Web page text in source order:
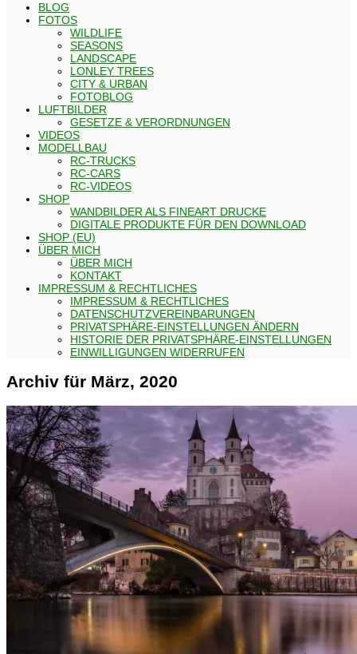
BLOG
FOTOS
WILDLIFE
SEASONS
LANDSCAPE
LONLEY TREES
CITY & URBAN
FOTOBLOG
LUFTBILDER
GESETZE & VERORDNUNGEN
VIDEOS
MODELLBAU
RC-TRUCKS
RC-CARS
RC-VIDEOS
SHOP
WANDBILDER ALS FINEART DRUCKE
DIGITALE PRODUKTE FÜR DEN DOWNLOAD
SHOP (EU)
ÜBER MICH
ÜBER MICH
KONTAKT
IMPRESSUM & RECHTLICHES
IMPRESSUM & RECHTLICHES
DATENSCHUTZVEREINBARUNGEN
PRIVATSPHÄRE-EINSTELLUNGEN ÄNDERN
HISTORIE DER PRIVATSPHÄRE-EINSTELLUNGEN
EINWILLIGUNGEN WIDERRUFEN
Archiv für März, 2020